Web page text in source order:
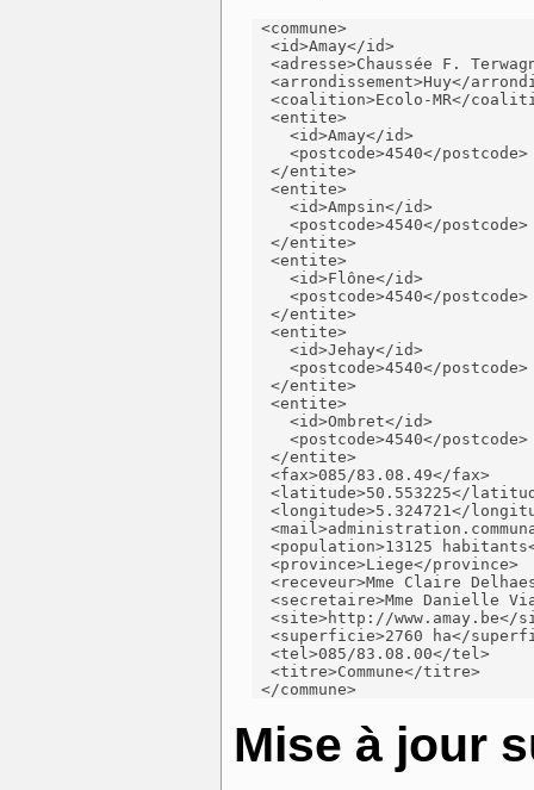
<commune>
  <id>Amay</id>
<adresse>Chaussée F.
<arrondissement>Huy</
<coalition>Ecolo-MR</
  <entite>
    <id>Amay</id>
    <postcode>4540</postcode>
  </entite>
  <entite>
    <id>Ampsin</id>
    <postcode>4540</postcode>
  </entite>
  <entite>
    <id>Flône</id>
    <postcode>4540</postcode>
  </entite>
  <entite>
    <id>Jehay</id>
    <postcode>4540</postcode>
  </entite>
  <entite>
    <id>Ombret</id>
    <postcode>4540</postcode>
  </entite>
  <fax>085/83.08.49</fax>
<latitude>50.553225</
<longitude>5.324721</
<population>13125
  <province>Liege</province>
<receveur>Mme Claire
<secretaire>Mme Danielle
<site>http://www.amay.be</
<superficie>2760 ha</
  <tel>085/83.08.00</tel>
  <titre>Commune</titre>
</commune>
Mise à jour